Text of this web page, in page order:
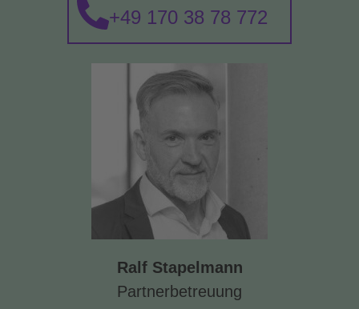
+49 170 38 78 772
Ralf Stapelmann
Partnerbetreuung